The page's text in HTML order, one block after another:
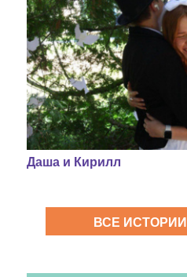
Даша и Кирилл
ВСЕ ИСТОРИИ